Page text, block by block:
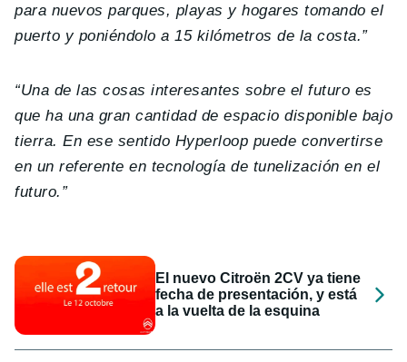
para nuevos parques, playas y hogares tomando el
puerto y poniéndolo a 15 kilómetros de la costa.”
“Una de las cosas interesantes sobre el futuro es
que ha una gran cantidad de espacio disponible bajo
tierra. En ese sentido Hyperloop puede convertirse
en un referente en tecnología de tunelización en el
futuro.”
El nuevo Citroën 2CV ya tiene
fecha de presentación, y está
a la vuelta de la esquina